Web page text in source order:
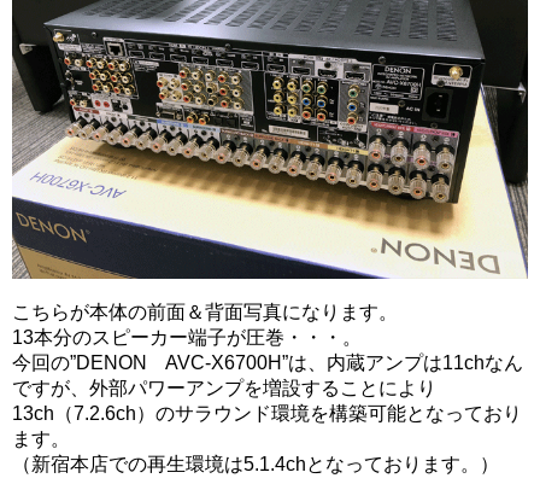
こちらが本体の前面＆背面写真になります。
13本分のスピーカー端子が圧巻・・・。
今回の”DENON AVC-X6700H”は、内蔵アンプは11chなん
ですが、外部パワーアンプを増設することにより
13ch（7.2.6ch）のサラウンド環境を構築可能となっており
ます。
（新宿本店での再生環境は5.1.4chとなっております。）